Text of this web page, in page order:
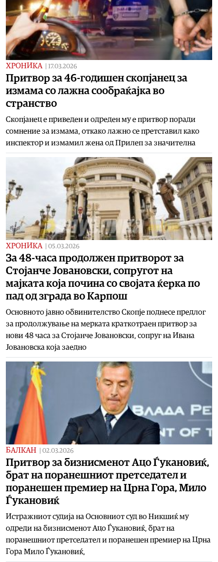
ХРОНИКА 17.03.2026
Притвор за 46-годишен скопјанец за
измама со лажна сообраќајка во
странство
Скопјанец е приведен и одреден му е притвор поради
сомнение за измама, откако лажно се претставил како
инспектор и измамил жена од Прилеп за значителна
ХРОНИКА 05.03.2026
За 48-часа продолжен притворот за
Стојанче Јовановски, сопругот на
мајката која почина со својата ќерка по
пад од зграда во Карпош
Основното јавно обвинителство Скопје поднесе предлог
за продолжување на мерката краткотраен притвор за
нови 48 часа за Стојанче Јовановски, сопруг на Ивана
Јовановска која заедно
БАЛКАН 02.03.2026
Притвор за бизнисменот Ацо Ѓукановиќ,
брат на поранешниот претседател и
поранешен премиер на Црна Гора, Мило
Ѓукановиќ
Истражниот судија на Основниот суд во Никшиќ му
одреди на бизнисменот Ацо Ѓукановиќ, брат на
поранешниот претседател и поранешен премиер на Црна
Гора Мило Ѓукановиќ,